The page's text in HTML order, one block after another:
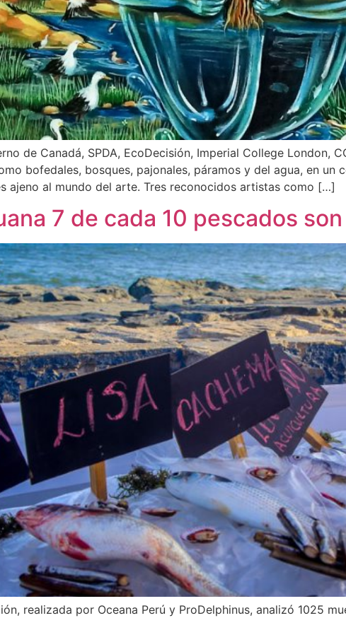
de Canadá, SPDA, EcoDecisión, Imperial College London,
bofedales, bosques, pajonales, páramos y del agua, en un
ajeno al mundo del arte. Tres reconocidos artistas como […]
7 de cada 10 pescados
realizada por Oceana Perú y ProDelphinus, analizó 1025